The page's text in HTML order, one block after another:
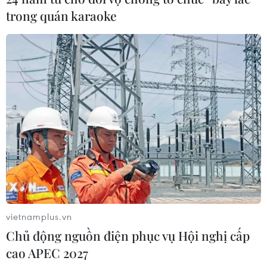
trong quán karaoke
vietnamplus.vn
Chủ động nguồn điện phục vụ Hội nghị cấp
cao APEC 2027